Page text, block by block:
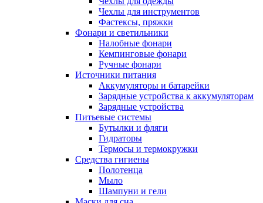
Чехлы для инструментов
Фастексы, пряжки
Фонари и светильники
Налобные фонари
Кемпинговые фонари
Ручные фонари
Источники питания
Аккумуляторы и батарейки
Зарядные устройства к аккумуляторам
Зарядные устройства
Питьевые системы
Бутылки и фляги
Гидраторы
Термосы и термокружки
Средства гигиены
Полотенца
Мыло
Шампуни и гели